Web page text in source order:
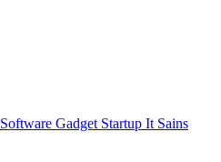
Software Gadget Startup It Sains